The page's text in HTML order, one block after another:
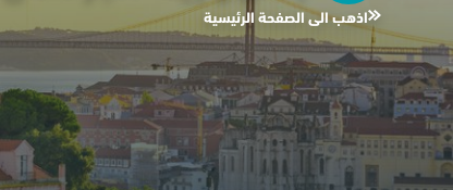
اذهب الى الصفحة الرئيسية